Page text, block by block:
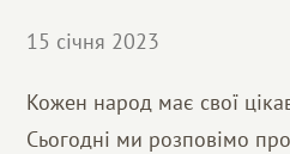
Переваги
Партнерам
15 січня 2023
Кожен народ має свої
Сьогодні ми розповімо